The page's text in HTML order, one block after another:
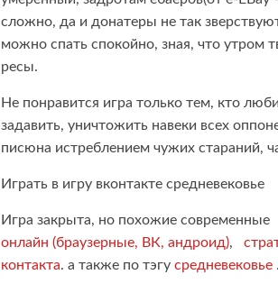
сложно, да и донатеры не так
можно спать спокойно, зная, что утром
ресы.
Не понравится игра только тем, кто
задавить, уничтожить навеки всех
писюна истреблением чужих стараний,
Играть в игру вконтакте средневековье
Игра закрыта, но похожие
онлайн (браузерные, ВК, андроид),
контакта. а также по тэгу средневековье